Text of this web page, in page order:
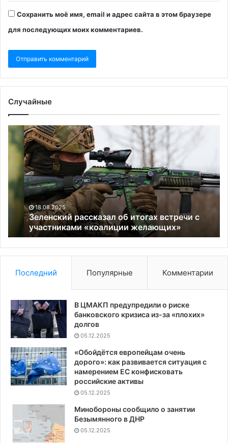
Сохранить моё имя, email и адрес сайта в этом браузере
для последующих моих комментариев.
Случайные
Зеленский
рассказал
итогах
встречи
с
участниками
«коалиции
желающих»
18.08.2025
Зеленский рассказал об итогах встречи с
участниками «коалиции желающих»
ЕС
о
Последний Популярные Комментарии
В ЦМАКП предупредили о риске
банковского кризиса из-за «плохих»
долгов
05.12.2025
«Обойдётся европейцам очень
дорого»: как развивается ситуация с
намерением ЕС конфисковать
российские активы
05.12.2025
Минобороны сообщило о занятии
Безымянного в ДНР
05.12.2025